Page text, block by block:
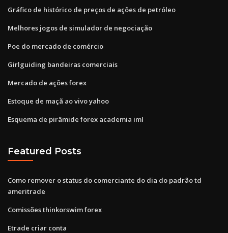
Gráfico de histórico de preços de ações de petróleo
Melhores jogos de simulador de negociação
Poe do mercado de comércio
Girlguiding bandeiras comerciais
Mercado de ações forex
Estoque de maçã ao vivo yahoo
Esquema de pirâmide forex academia iml
Featured Posts
Como remover o status do comerciante do dia do padrão td
ameritrade
Comissões thinkorswim forex
Etrade criar conta